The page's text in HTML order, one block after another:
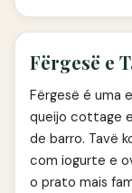
Fërgesë e
Fërgesë é uma
queijo cottage
de barro. Tavë
com iogurte e
o prato mais